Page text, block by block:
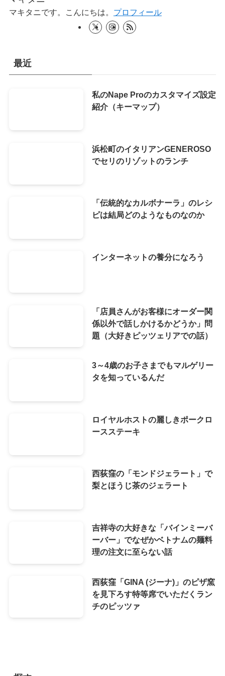
マキタニです。こんにちは。 プロフィール
最近
私のNape Proのカスタマイズ設定
紹介（キーマップ）
浜松町のイタリアンGENEROSO
でセリのリゾットのランチ
「伝統的なカルボナーラ」のレシ
ピは結局どのようなものなのか
インターネットの養分になろう
「店員さんがお客様にオーダー関
係以外で話しかけるかどうか」問
題（大好きピッツェリアでの話）
3～4歳のお子さまでもマルゲリー
タを知っているんだ
ロイヤルホストの麗しきポークロ
ースステーキ
西荻窪の「モンドジェラート」で
梨とほうじ茶のジェラート
吉祥寺の大好きな「バインミーバ
ーバー」でなぜかベトナムの麺料
理の注文に至らない話
西荻窪「GINA (ジーナ)」のピザ窯
を見下ろす特等席でいただくラン
チのピッツァ